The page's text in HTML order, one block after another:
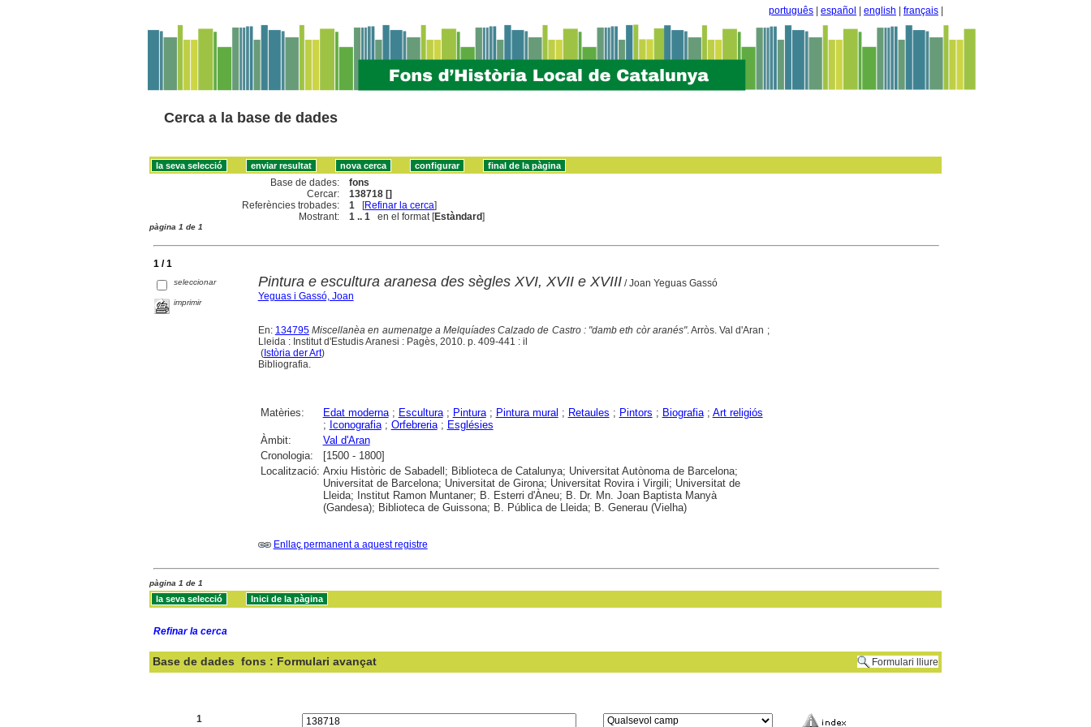
português español english français
Cerca a la base de dades
Base de dades:
fons
Cercar:
138718 []
Referències trobades:
1 [Refinar la cerca]
Mostrant:
1 .. 1 en el format [Estàndard]
pàgina 1 de 1
1 / 1
seleccionar
imprimir
Pintura e escultura aranesa des sègles XVI, XVII e XVIII/ Joan Yeguas Gassó
Yeguas i Gassó, Joan
En: 134795 Miscellanèa en aumenatge a Melquíades Calzado de Castro : "damb eth còr aranés". Arròs. Val d'Aran ;
Lleida : Institut d'Estudis Aranesi : Pagès, 2010. p. 409-441 : il
(Istòria der Art)
Bibliografia.
Matèries: Edat moderna; Escultura; Pintura; Pintura mural ; Retaules ; Pintors ; Biografia; Art religiós
; Iconografia; Orfebreria; Esglésies
Àmbit:
Val d'Aran
Cronologia:
[1500 - 1800]
Localització: Arxiu Històric de Sabadell; Biblioteca de Catalunya; Universitat Autònoma de Barcelona;
Universitat de Barcelona; Universitat de Girona; Universitat Rovira i Virgili; Universitat de
Lleida; Institut Ramon Muntaner; B. Esterri d'Àneu; B. Dr. Mn. Joan Baptista Manyà
(Gandesa); Biblioteca de Guissona; B. Pública de Lleida; B. Generau (Vielha)
Enllaç permanent a aquest registre
pàgina 1 de 1
Refinar la cerca
Base de dades fons : Formulari avançat Formulari lliure
1